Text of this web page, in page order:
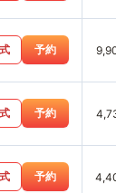
予約
予約
予約